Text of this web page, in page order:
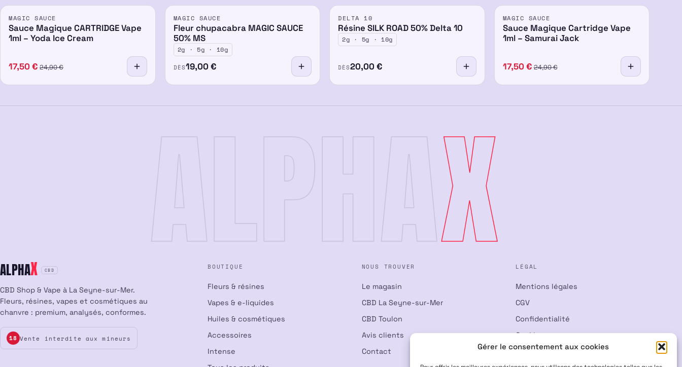
Gérer le consentement aux cookies
MAGIC SAUCE
Sauce Magique CARTRIDGE Vape
1ml – Yoda Ice Cream
17,50 € 24,90€
50%
MAGIC SAUCE
Fleur chupacabra MAGIC SAUCE
50% MS
2g · 5g · 10g
DÈS19,00 €
50%
DELTA 10
Résine SILK ROAD 50% Delta 10
2g · 5g · 10g
DÈS20,00€
MAGIC SAUCE
Sauce Magique Cartridge Vape
1ml – Samurai Jack
17,50 € 24,90€
ALPHAX
ALPHAX CBD
CBD Shop & Vape à La Seyne-sur-Mer.
Fleurs, résines, vapes et cosmétiques au
chanvre : premium, analysés, conformes.
18 Vente interdite aux mineurs
BOUTIQUE
Fleurs & résines
Vapes & e-liquides
Huiles & cosmétiques
Accessoires
Intense
NOUS TROUVER
Le magasin
CBD La Seyne-sur-Mer
CBD Toulon
Avis clients
Contact
LÉGAL
Mentions légales
CGV
Confidentialité
Cookies
Rétractation